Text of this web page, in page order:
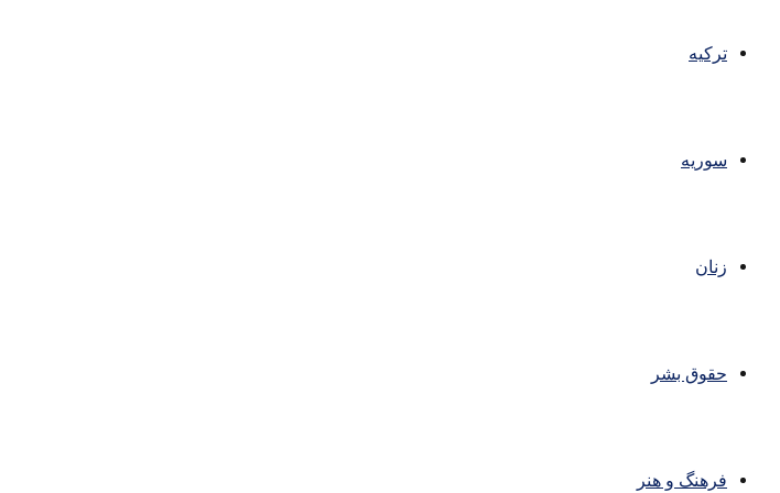
ترکیه
سوریه
زنان
حقوق بشر
فرهنگ و هنر